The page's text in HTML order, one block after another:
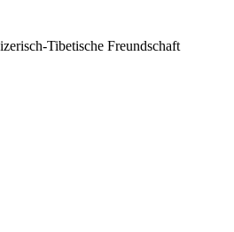
Tibetische Freundschaft